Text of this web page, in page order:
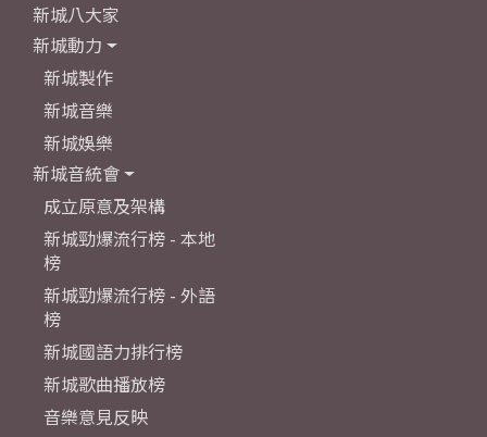
新城八大家
新城動力
新城製作
新城音樂
新城娛樂
新城音統會
成立原意及架構
新城勁爆流行榜 - 本地
榜
新城勁爆流行榜 - 外語
榜
新城國語力排行榜
新城歌曲播放榜
音樂意見反映